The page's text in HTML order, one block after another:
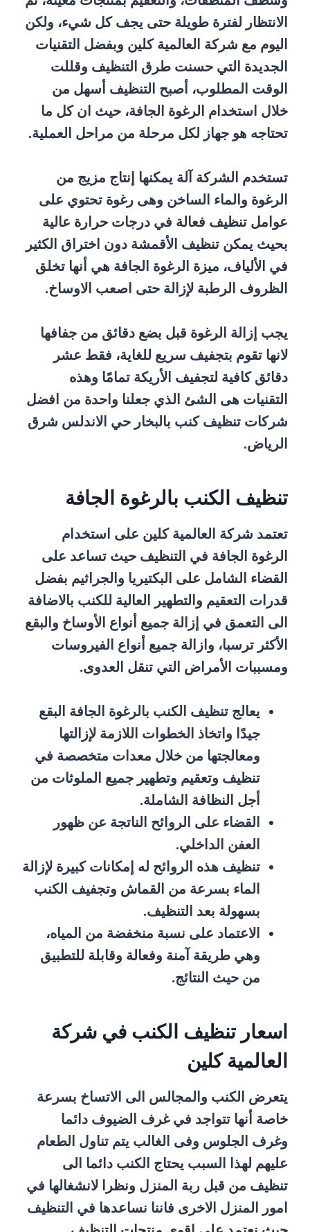
الانتظار لفترة طويلة حتى يجف كل شيء، ولكن
اليوم مع شركة العالمية كلين وبفضل التقنيات
الجديدة التي حسنت طرق التنظيف وقللت
الوقت المطلوب، أصبح التنظيف أسهل من
خلال استخدام الرغوة الجافة، حيث ان كل ما
تحتاجه هو جهاز لكل مرحلة من مراحل العملية.
تستخدم الشركة آلة يمكنها إنتاج مزيج من
الرغوة والماء الساخن وهى رغوة تحتوي على
عوامل تنظيف فعالة في درجات حرارة عالية
بحيث يمكن تنظيف الأقمشة دون اختراق الكثير
في الألياف، ميزة الرغوة الجافة هي أنها تخلق
الظروف الرطبة لإزالة حتى اصعب الاوساخ.
يجب إزالة الرغوة قبل بضع دقائق من جفافها
لانها تقوم بتجفيف سريع للغاية، فقط عشر
دقائق كافية لتجفيف الأريكة تمامًا وهذه
التقنيات هى الشئ الذي جعلنا واحدة من افضل
شركات تنظيف كنب بالبخار حي الاندلس شرق
الرياض.
تنظيف الكنب بالرغوة الجافة
تعتمد شركة العالمية كلين على استخدام
الرغوة الجافة في التنظيف حيث تساعد على
القضاء الشامل على البكتيريا والجراثيم بفضل
قدرات التعقيم والتطهير العالية للكنب بالاضافة
الى التعمق في إزالة جميع أنواع الأوساخ والبقع
الأكثر ترسبا، وازالة جميع أنواع الفيروسات
ومسببات الأمراض التي تنقل العدوى.
يعالج تنظيف الكنب بالرغوة الجافة البقع
جيدًا واتخاذ الخطوات اللازمة لإزالتها
ومعالجتها من خلال معدات متخصصة في
تنظيف وتعقيم وتطهير جميع الملوثات من
أجل النظافة الشاملة.
القضاء على الروائح الناتجة عن ظهور
العفن الداخلي.
تنظيف هذه الروائح له إمكانات كبيرة لإزالة
الماء بسرعة من القماش وتجفيف الكنب
بسهولة بعد التنظيف.
الاعتماد على نسبة منخفضة من المياه،
وهي طريقة آمنة وفعالة وقابلة للتطبيق
من حيث النتائج.
اسعار تنظيف الكنب في شركة
العالمية كلين
يتعرض الكنب والمجالس الى الاتساخ بسرعة
خاصة أنها تتواجد في غرف الضيوف دائما
وغرف الجلوس وفى الغالب يتم تناول الطعام
عليهم لهذا السبب يحتاج الكنب دائما الى
تنظيف من قبل ربة المنزل ونظرا لانشغالها في
امور المنزل الاخرى فاننا نساعدها في التنظيف